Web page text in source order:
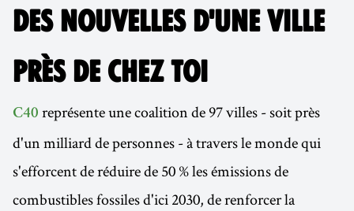
DES NOUVELLES D'UNE VILLE
PRÈS DE CHEZ TOI
C40 représente une coalition de 97 villes - soit près
d'un milliard de personnes - à travers le monde qui
s'efforcent de réduire de 50 % les émissions de
combustibles fossiles d'ici 2030, de renforcer la